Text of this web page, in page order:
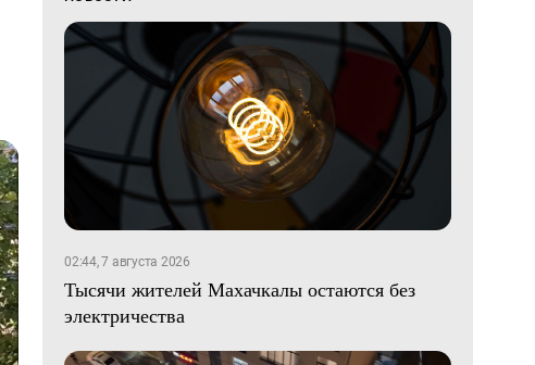
02:44, 7 августа 2026
Тысячи жителей Махачкалы остаются без
электричества